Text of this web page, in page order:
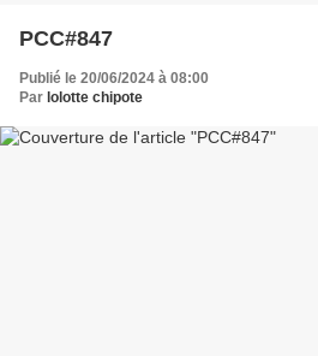
PCC#847
Publié le 20/06/2024 à 08:00
Par lolotte chipote